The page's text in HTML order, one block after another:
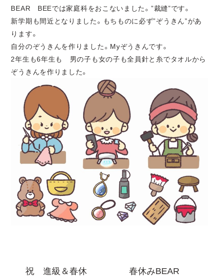
BEAR BEEでは家庭科をおこないました。”裁縫”です。
新学期も間近となりました。もちものに必ず”ぞうきん”があ
ります。
自分のぞうきんを作りました。Myぞうきんです。
2年生も6年生も 男の子も女の子も全員針と糸でタオルから
ぞうきんを作りました。
祝 進級＆春休
春休みBEAR